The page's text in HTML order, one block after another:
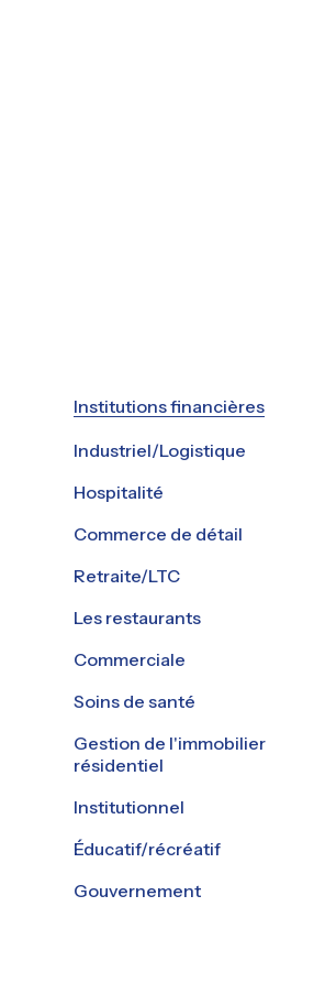
Institutions financières
Industriel/Logistique
Hospitalité
Commerce de détail
Retraite/LTC
Les restaurants
Commerciale
Soins de santé
Gestion de l'immobilier
résidentiel
Institutionnel
Éducatif/récréatif
Gouvernement